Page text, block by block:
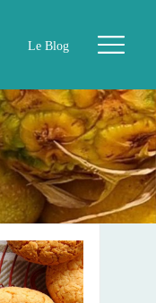
Le Blog